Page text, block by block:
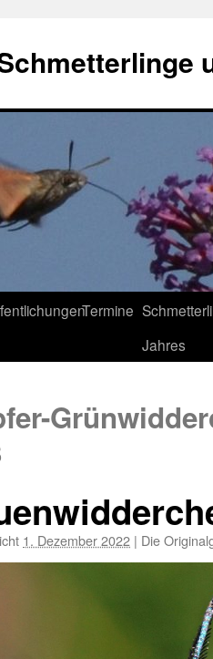
Termine
Jahres
1. Dezember 2022 | Die